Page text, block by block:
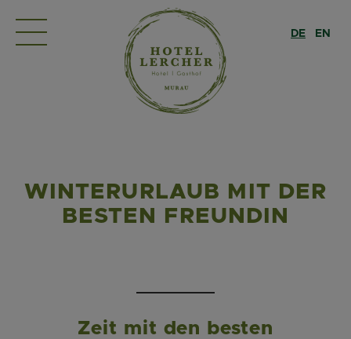
WINTERURLAUB MIT DER
BESTEN FREUNDIN
Zeit mit den besten
DE EN